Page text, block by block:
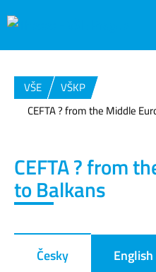
VŠE
VŠKP
CEFTA ? from the Middle
CEFTA ? from
to Balkans
Česky English